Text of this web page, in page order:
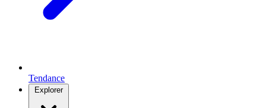
Tendance
Explorer